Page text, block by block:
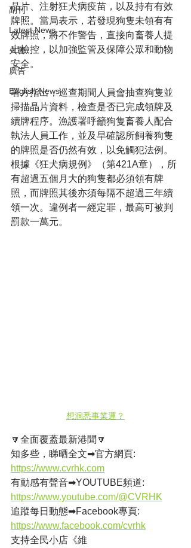
副刊
Latest News
火警
廣告
English News
晶片、注射狂犬病疫苗，以及持有有效
牌照。當局表示，若發現狗隻未領有有
效牌照，將不作警告，直接向畜養人提
出檢控，以加強監管及保障公眾和動物
安全。
署方指出，巡查期間人員會抽查狗隻並
掃描晶片資料，檢查是否已完成領牌及
續牌程序。漁護署呼籲狗隻畜養人配合
執法人員工作，並及早確認所飼養狗隻
的牌照是否仍然有效，以免觸犯法例。
根據《狂犬病規例》（第421A章），所
有超過五個月大的狗隻都必須領有牌
照，而牌照其後亦須每隔不超過三年續
領一次。違例者一經定罪，最高可被判
罰款一萬元。
想洞悉事業運？
🔽全面覆蓋最新港聞🔽
知多些，睇晒全文➡官方網頁:
https://www.cvrhk.com
有動感有聲音➡YOUTUBE頻道:
https://www.youtube.com/@CVRHK
追蹤每日動態➡Facebook專頁:
https://www.facebook.com/cvrhk
支持全民小店《維